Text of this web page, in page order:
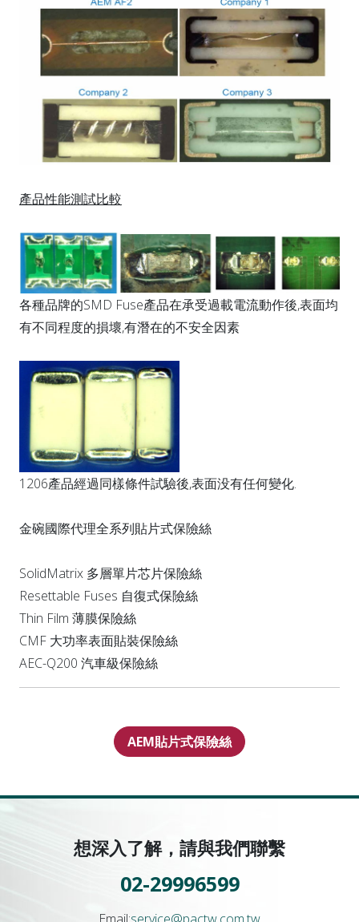
產品性能測試比較
各種品牌的SMD Fuse產品在承受過載電流動作後,表面均
有不同程度的損壞,有潛在的不安全因素
1206產品經過同樣條件試驗後,表面没有任何變化.
金碗國際代理全系列貼片式保險絲
SolidMatrix 多層單片芯片保險絲
Resettable Fuses 自復式保險絲
Thin Film 薄膜保險絲
CMF 大功率表面貼裝保險絲
AEC-Q200 汽車級保險絲
AEM貼片式保險絲
想深入了解，請與我們聯繫
02-29996599
Email:service@pactw.com.tw